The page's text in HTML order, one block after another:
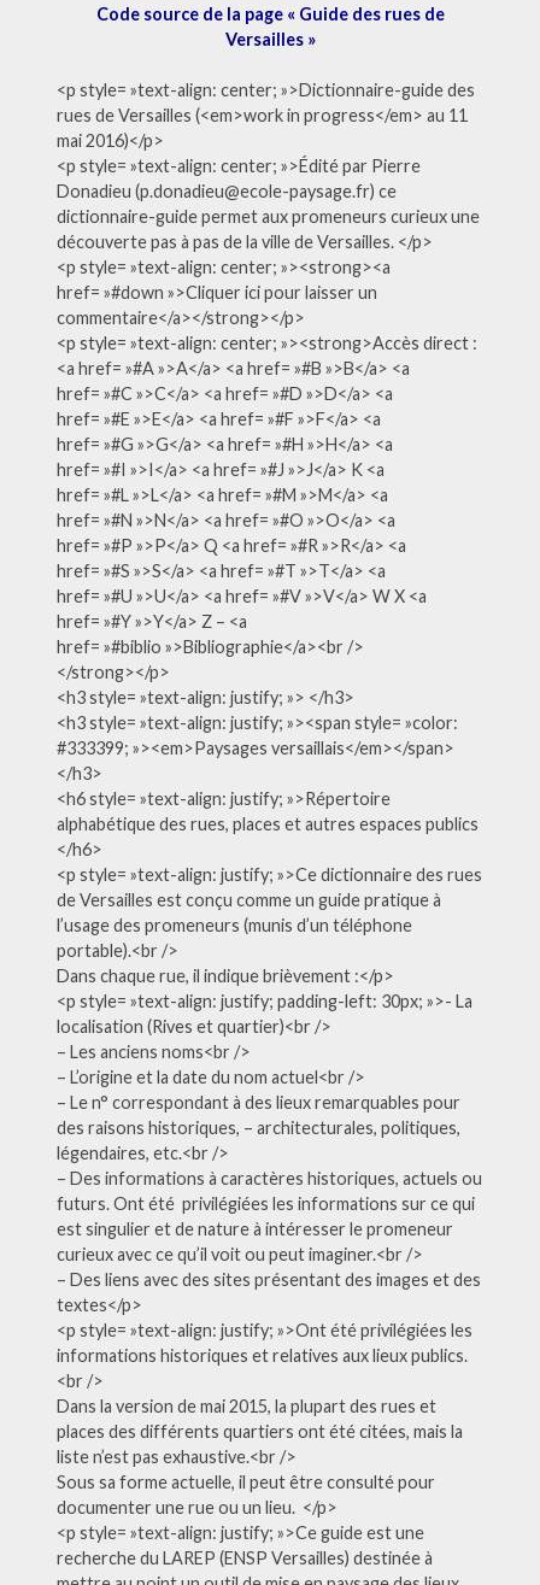
Code source de la page « Guide des rues de
Versailles »
<p style= »text-align: center; »>Dictionnaire-guide des
rues de Versailles (<em>work in progress</em> au 11
mai 2016)</p>
<p style= »text-align: center; »>Édité par Pierre
Donadieu (p.donadieu@ecole-paysage.fr) ce
dictionnaire-guide permet aux promeneurs curieux une
découverte pas à pas de la ville de Versailles. </p>
<p style= »text-align: center; »><strong><a
href= »#down »>Cliquer ici pour laisser un
commentaire</a></strong></p>
<p style= »text-align: center; »><strong>Accès direct :
<a href= »#A »>A</a> <a href= »#B »>B</a> <a
href= »#C »>C</a> <a href= »#D »>D</a> <a
href= »#E »>E</a> <a href= »#F »>F</a> <a
href= »#G »>G</a> <a href= »#H »>H</a> <a
href= »#I »>I</a> <a href= »#J »>J</a> K <a
href= »#L »>L</a> <a href= »#M »>M</a> <a
href= »#N »>N</a> <a href= »#O »>O</a> <a
href= »#P »>P</a> Q <a href= »#R »>R</a> <a
href= »#S »>S</a> <a href= »#T »>T</a> <a
href= »#U »>U</a> <a href= »#V »>V</a> W X <a
href= »#Y »>Y</a> Z – <a
href= »#biblio »>Bibliographie</a><br />
</strong></p>
<h3 style= »text-align: justify; »> </h3>
<h3 style= »text-align: justify; »><span style= »color:
#333399; »><em>Paysages versaillais</em></span>
</h3>
<h6 style= »text-align: justify; »>Répertoire
alphabétique des rues, places et autres espaces publics
</h6>
<p style= »text-align: justify; »>Ce dictionnaire des rues
de Versailles est conçu comme un guide pratique à
l’usage des promeneurs (munis d’un téléphone
portable).<br />
Dans chaque rue, il indique brièvement :</p>
<p style= »text-align: justify; padding-left: 30px; »>- La
localisation (Rives et quartier)<br />
– Les anciens noms<br />
– L’origine et la date du nom actuel<br />
– Le n° correspondant à des lieux remarquables pour
des raisons historiques, – architecturales, politiques,
légendaires, etc.<br />
– Des informations à caractères historiques, actuels ou
futurs. Ont été privilégiées les informations sur ce qui
est singulier et de nature à intéresser le promeneur
curieux avec ce qu’il voit ou peut imaginer.<br />
– Des liens avec des sites présentant des images et des
textes</p>
<p style= »text-align: justify; »>Ont été privilégiées les
informations historiques et relatives aux lieux publics.
<br />
Dans la version de mai 2015, la plupart des rues et
places des différents quartiers ont été citées, mais la
liste n’est pas exhaustive.<br />
Sous sa forme actuelle, il peut être consulté pour
documenter une rue ou un lieu. </p>
<p style= »text-align: justify; »>Ce guide est une
recherche du LAREP (ENSP Versailles) destinée à